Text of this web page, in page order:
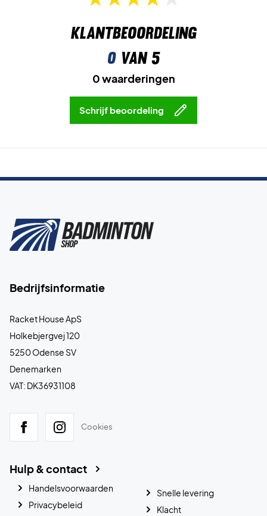
Klantbeoordeling
0van 5
0 waarderingen
Schrijf beoordeling
Bedrijfsinformatie
Racket House ApS
Holkebjergvej 120
5250 Odense SV
Denemarken
VAT: DK36931108
Cookies
Hulp & contact
Handelsvoorwaarden
Privacybeleid
Snelle levering
Klacht